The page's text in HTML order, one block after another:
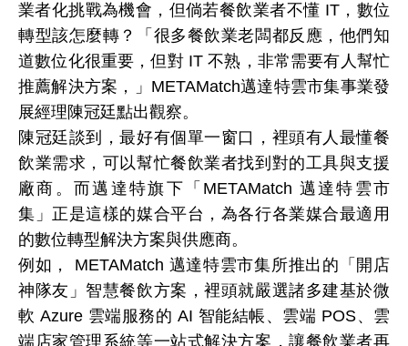
業者化挑戰為機會，但倘若餐飲業者不懂 IT，數位
轉型該怎麼轉？「很多餐飲業老闆都反應，他們知
道數位化很重要，但對 IT 不熟，非常需要有人幫忙
推薦解決方案，」METAMatch邁達特雲市集事業發
展經理陳冠廷點出觀察。
陳冠廷談到，最好有個單一窗口，裡頭有人最懂餐
飲業需求，可以幫忙餐飲業者找到對的工具與支援
廠商。而邁達特旗下「METAMatch 邁達特 雲市
集」正是這樣的媒合平台，為各行各業媒合最適用
的數位轉型解決方案與供應商。
例如，
METAMatch 邁達特雲市集所推出的「開店
神隊友」智慧餐飲方案，裡頭就嚴選諸多建基於微
軟 Azure 雲端服務的 AI 智能結帳、雲端 POS、雲
端店家管理系統等一站式解決方案，讓餐飲業者再